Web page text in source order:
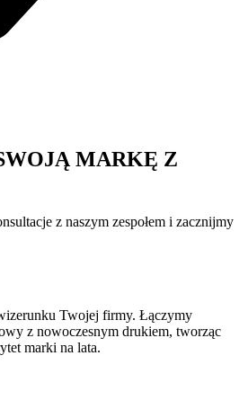
MARKĘ Z
z naszym zespołem i zacznijmy
Twojej firmy. Łączymy
z nowoczesnym drukiem, tworząc
marki na lata.